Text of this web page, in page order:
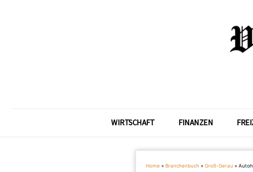
WIRTSCHAFT FINANZEN
Home » Branchenbuch » Groß-Gerau »